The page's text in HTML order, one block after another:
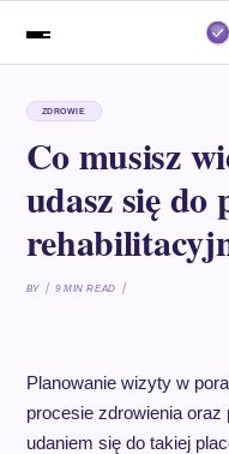
ZDROWIE
Co musisz
udasz się do
BY 9 MIN READ
Planowanie wizyty w
procesie zdrowienia
udaniem się do takiej